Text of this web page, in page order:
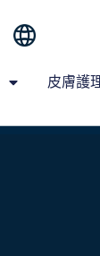
皮膚護